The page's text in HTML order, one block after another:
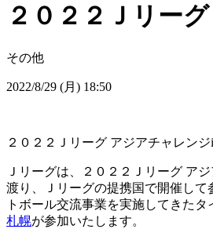
２０２２Ｊリー
その他
2022/8/29 (月) 18:50
２０２２Ｊリーグ アジアチャレン
Ｊリーグは、２０２２Ｊリーグ ア
渡り、Ｊリーグの提携国で開催して
トボール交流事業を実施してきた
札幌が参加いたします。